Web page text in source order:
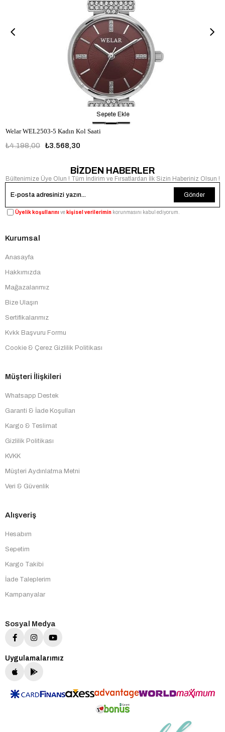
Welar WEL2503-5 Kadın Kol Saati
₺3.568,30
₺4.198,00
Sepete Ekle
BİZDEN HABERLER
Bültenimize Üye Olun ! Tüm İndirim ve Fırsatlardan İlk Sizin Haberiniz Olsun !
Gönder
Üyelik koşullarınıve kişisel verilerimin korunmasını kabul ediyorum.
Kurumsal
Anasayfa
Hakkımızda
Mağazalarımız
Bize Ulaşın
Sertifikalarımız
Kvkk Başvuru Formu
Cookie & Çerez Gizlilik Politikası
Müşteri İlişkileri
Whatsapp Destek
Garanti & İade Koşulları
Kargo & Teslimat
Gizlilik Politikası
KVKK
Müşteri Aydınlatma Metni
Veri & Güvenlik
Alışveriş
Hesabım
Sepetim
Kargo Takibi
İade Taleplerim
Kampanyalar
Sosyal Medya
Uygulamalarımız